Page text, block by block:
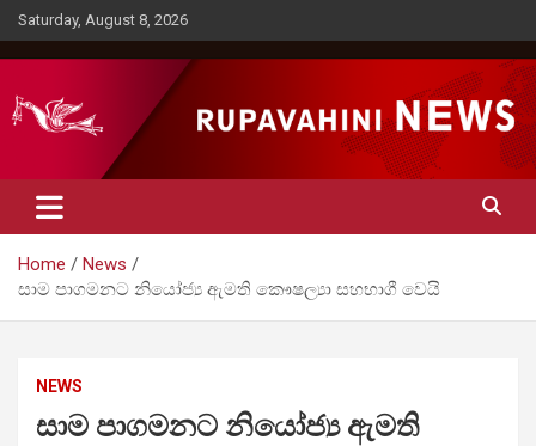
Skip
to
content
Saturday, August 8, 2026
Rupavahini News
Home
News
සාම පාගමනට නියෝජ්‍ය ඇමති කෞෂල්‍යා සහභාගී වෙයි
NEWS
සාම පාගමනට නියෝජ්‍ය ඇමති